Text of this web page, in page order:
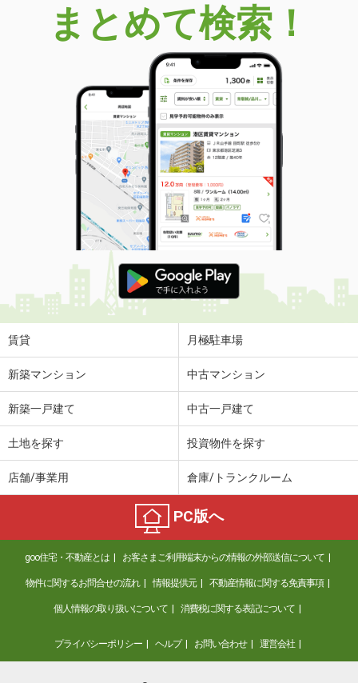
まとめて検索！
賃貸 月極駐車場
新築マンション 中古マンション
新築一戸建て 中古一戸建て
土地を探す 投資物件を探す
店舗/事業用 倉庫/トランクルーム
PC版へ
goo住宅・不動産とは お客さまご利用端末からの情報の外部送信について
物件に関するお問合せの流れ 情報提供元 不動産情報に関する免責事項
個人情報の取り扱いについて 消費税に関する表記について
プライバシーポリシー ヘルプ お問い合わせ 運営会社